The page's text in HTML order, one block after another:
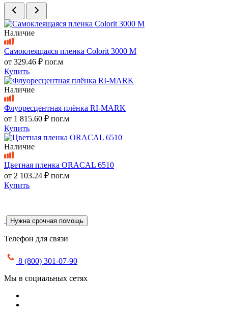
Наличие
Самоклеящаяся пленка Colorit 3000 M
от 329.46 ₽ пог.м
Купить
Наличие
Флуоресцентная плёнка RI-MARK
от 1 815.60 ₽ пог.м
Купить
Наличие
Цветная пленка ORACAL 6510
от 2 103.24 ₽ пог.м
Купить
Нужна срочная помощь
Телефон для связи
8 (800) 301-07-90
Мы в социальных сетях